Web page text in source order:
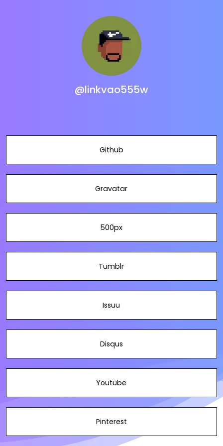
@linkvao555w
Github
Gravatar
500px
Tumblr
Issuu
Disqus
Youtube
Pinterest